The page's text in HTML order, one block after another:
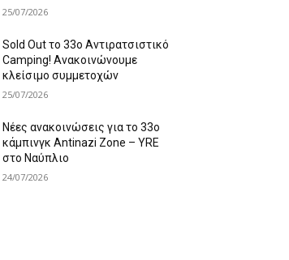
25/07/2026
Sold Out το 33ο Αντιρατσιστικό
Camping! Ανακοινώνουμε
κλείσιμο συμμετοχών
25/07/2026
Νέες ανακοινώσεις για το 33ο
κάμπινγκ Antinazi Zone – YRE
στο Ναύπλιο
24/07/2026